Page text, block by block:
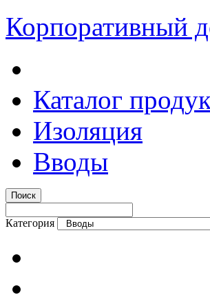
Корпоративный
Каталог
Изоляция
Вводы
Категория